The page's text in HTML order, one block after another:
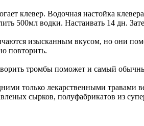
клевер. Водочная настойка
500мл водки. Настаивать 14 дн.
изысканным вкусом, но они
повторить.
тромбы поможет и самый
только лекарственными травами
сырков, полуфабрикатов из